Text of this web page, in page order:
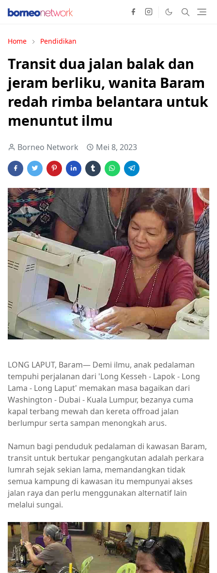
Home Pendidikan
Transit dua jalan balak dan
jeram berliku, wanita Baram
redah rimba belantara untuk
menuntut ilmu
Borneo Network Mei 8, 2023
LONG LAPUT, Baram— Demi ilmu, anak pedalaman
tempuhi perjalanan dari 'Long Kesseh - Lapok - Long
Lama - Long Laput' memakan masa bagaikan dari
Washington - Dubai - Kuala Lumpur, bezanya cuma
kapal terbang mewah dan kereta offroad jalan
berlumpur serta sampan menongkah arus.
Namun bagi penduduk pedalaman di kawasan Baram,
transit untuk bertukar pengangkutan adalah perkara
lumrah sejak sekian lama, memandangkan tidak
semua kampung di kawasan itu mempunyai akses
jalan raya dan perlu menggunakan alternatif lain
melalui sungai.